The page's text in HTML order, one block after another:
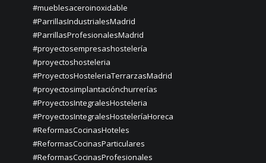
#mueblesaceroinoxidable
#ParrillasIndustrialesMadrid
#ParrillasProfesionalesMadrid
#proyectosempresashostelería
#proyectoshosteleria
#ProyectosHosteleriaTerrarzasMadrid
#proyectosimplantaciónchurrerías
#ProyectosIntegralesHosteleria
#ProyectosIntegralesHosteleríaHoreca
#ReformasCocinasHoteles
#ReformasCocinasParticulares
#ReformasCocinasProfesionales